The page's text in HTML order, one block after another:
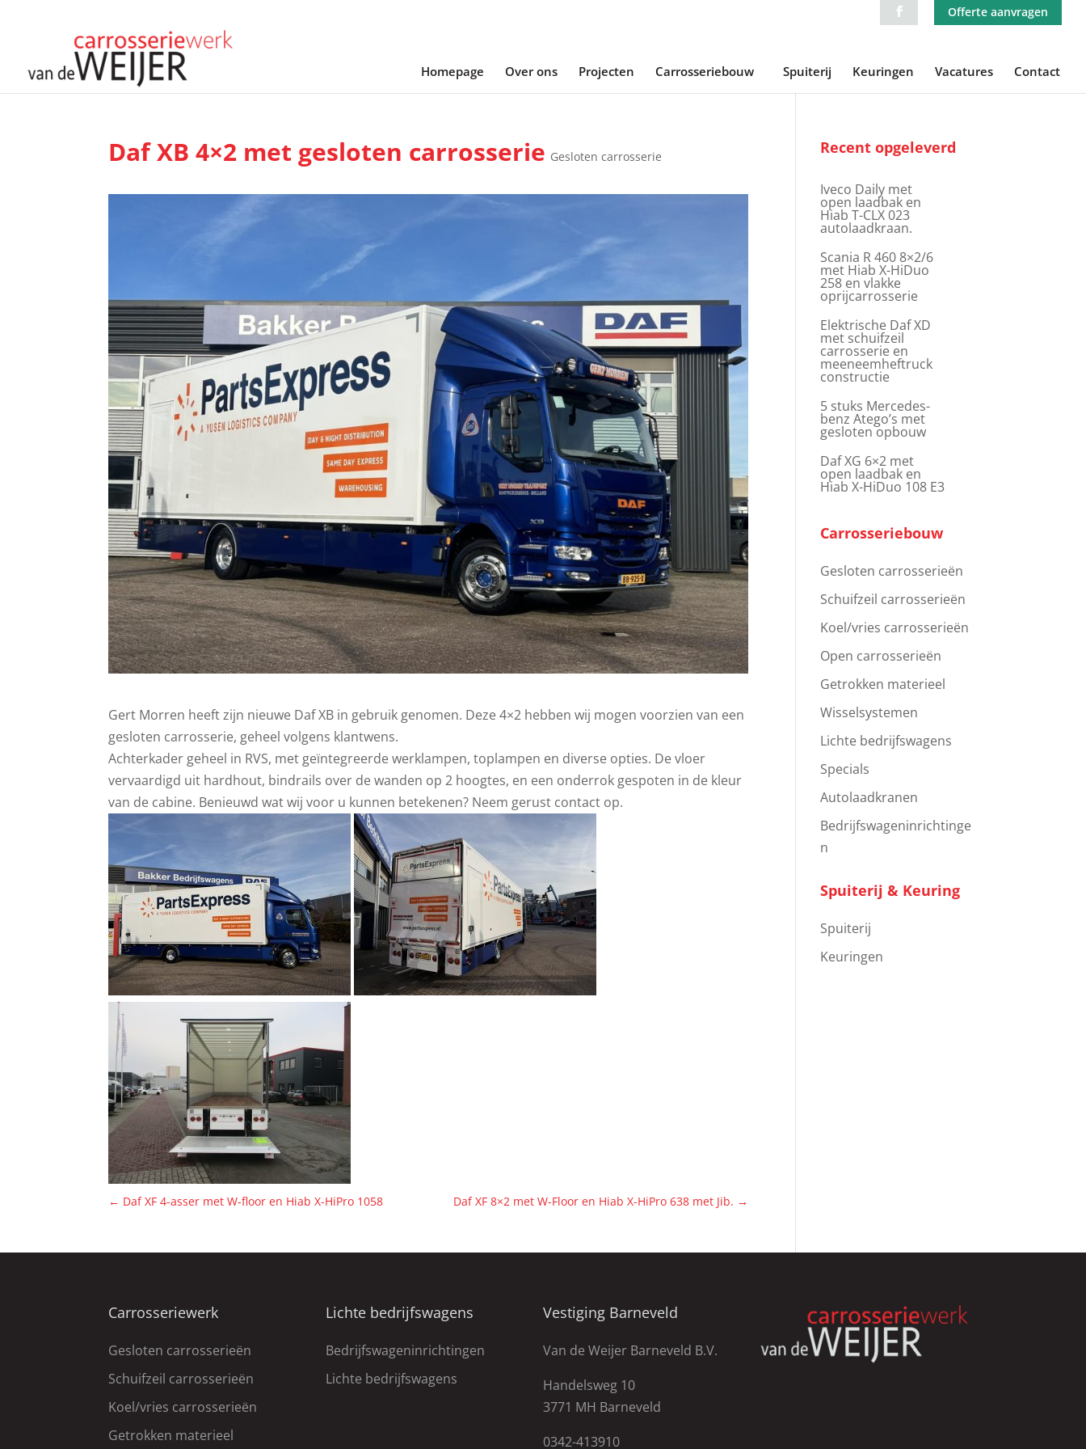
Offerte aanvragen
Homepage Over ons Projecten Carrosseriebouw Spuiterij Keuringen Vacatures Contact
Daf XB 4×2 met gesloten carrosserie Gesloten carrosserie
Gert Morren heeft zijn nieuwe Daf XB in gebruik genomen. Deze 4×2 hebben wij mogen voorzien van een
gesloten carrosserie, geheel volgens klantwens.
Achterkader geheel in RVS, met geïntegreerde werklampen, toplampen en diverse opties. De vloer
vervaardigd uit hardhout, bindrails over de wanden op 2 hoogtes, en een onderrok gespoten in de kleur
van de cabine. Benieuwd wat wij voor u kunnen betekenen? Neem gerust contact op.
← Daf XF 4-asser met W-floor en Hiab X-HiPro 1058 Daf XF 8×2 met W-Floor en Hiab X-HiPro 638 met Jib. →
Recent opgeleverd
Iveco Daily met
open laadbak en
Hiab T-CLX 023
autolaadkraan.
Scania R 460 8×2/6
met Hiab X-HiDuo
258 en vlakke
oprijcarrosserie
Elektrische Daf XD
met schuifzeil
carrosserie en
meeneemheftruck
constructie
5 stuks Mercedes-
benz Atego’s met
gesloten opbouw
Daf XG 6×2 met
open laadbak en
Hiab X-HiDuo 108 E3
Carrosseriebouw
Gesloten carrosserieën
Schuifzeil carrosserieën
Koel/vries carrosserieën
Open carrosserieën
Getrokken materieel
Wisselsystemen
Lichte bedrijfswagens
Specials
Autolaadkranen
Bedrijfswageninrichtinge
n
Spuiterij & Keuring
Spuiterij
Keuringen
Carrosseriewerk
Gesloten carrosserieën
Schuifzeil carrosserieën
Koel/vries carrosserieën
Getrokken materieel
Lichte bedrijfswagens
Bedrijfswageninrichtingen
Lichte bedrijfswagens
Vestiging Barneveld
Van de Weijer Barneveld B.V.
Handelsweg 10
3771 MH Barneveld
0342-413910